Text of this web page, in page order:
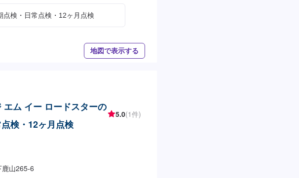
点検・日常点検・12ヶ月点検
地図で表示する
エム イー ロードスターの
検・12ヶ月点検
5.0(1件)
山265-6